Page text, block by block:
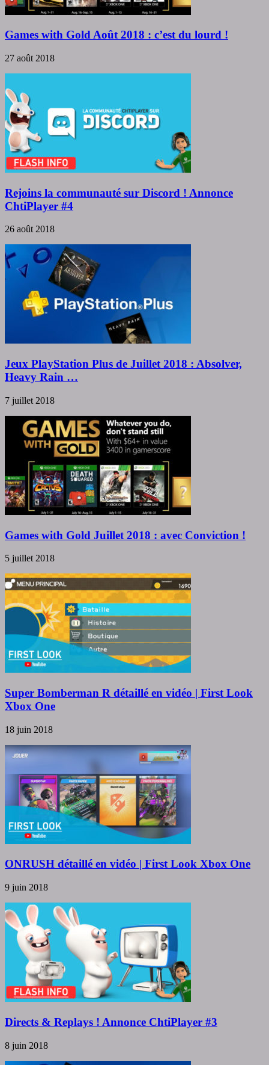
Games with Gold Août 2018 : c’est du lourd !
27 août 2018
Rejoins la communauté sur Discord ! Annonce
ChtiPlayer #4
26 août 2018
Jeux PlayStation Plus de Juillet 2018 : Absolver,
Heavy Rain …
7 juillet 2018
Games with Gold Juillet 2018 : avec Conviction !
5 juillet 2018
Super Bomberman R détaillé en vidéo | First Look
Xbox One
18 juin 2018
ONRUSH détaillé en vidéo | First Look Xbox One
9 juin 2018
Directs & Replays ! Annonce ChtiPlayer #3
8 juin 2018